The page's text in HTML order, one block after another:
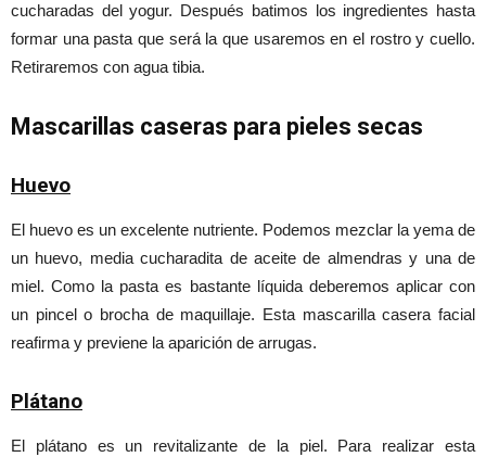
cucharadas del yogur. Después batimos los ingredientes hasta
formar una pasta que será la que usaremos en el rostro y cuello.
Retiraremos con agua tibia.
Mascarillas caseras para pieles secas
Huevo
El huevo es un excelente nutriente. Podemos mezclar la yema de
un huevo, media cucharadita de aceite de almendras y una de
miel. Como la pasta es bastante líquida deberemos aplicar con
un pincel o brocha de maquillaje. Esta mascarilla casera facial
reafirma y previene la aparición de arrugas.
Plátano
El plátano es un revitalizante de la piel. Para realizar esta